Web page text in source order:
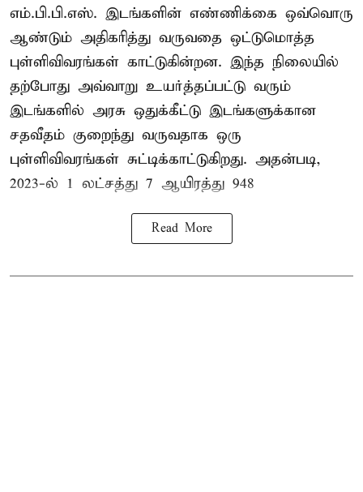
எம்.பி.பி.எஸ். இடங்களின் எண்ணிக்கை ஒவ்வொரு
ஆண்டும் அதிகரித்து வருவதை ஒட்டுமொத்த
புள்ளிவிவரங்கள் காட்டுகின்றன. இந்த நிலையில்
தற்போது அவ்வாறு உயர்த்தப்பட்டு வரும்
இடங்களில் அரசு ஒதுக்கீட்டு இடங்களுக்கான
சதவீதம் குறைந்து வருவதாக ஒரு
புள்ளிவிவரங்கள் சுட்டிக்காட்டுகிறது. அதன்படி,
2023-ல் 1 லட்சத்து 7 ஆயிரத்து 948
Read More